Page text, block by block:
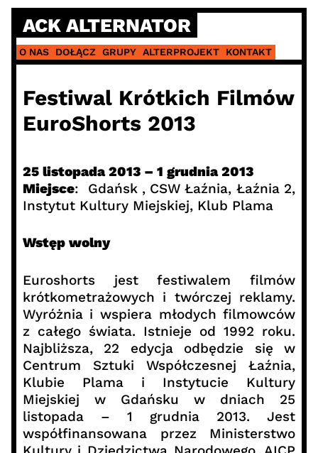
Skip
content
ACK ALTERNATOR
O NAS DOŁĄCZ GRUPY ALTERPROJEKT KONTAKT
Festiwal Krótkich Filmów
EuroShorts 2013
25 listopada 2013 – 1 grudnia 2013
Miejsce: Gdańsk , CSW Łaźnia, Łaźnia 2,
Instytut Kultury Miejskiej, Klub Plama
Wstęp wolny
Euroshorts jest festiwalem filmów
krótkometrażowych i twórczej reklamy.
Wyróżnia i wspiera młodych filmowców
z całego świata. Istnieje od 1992 roku.
Najbliższa, 22 edycja odbędzie się w
Centrum Sztuki Współczesnej Łaźnia,
Klubie Plama i Instytucie Kultury
Miejskiej w Gdańsku w dniach 25
listopada – 1 grudnia 2013. Jest
współfinansowana przez Ministerstwo